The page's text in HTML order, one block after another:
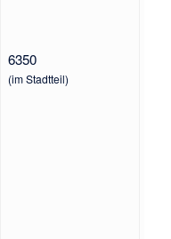
6350
(im Stadtteil)